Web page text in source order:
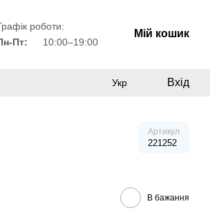
роботи:
Пт:
10:00–19:00
Мій кошик
Укр Вхід
Артикул
221252
В бажання